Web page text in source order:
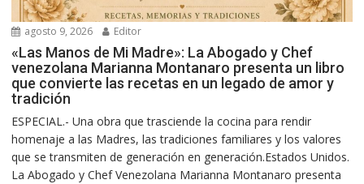
agosto 9, 2026 Editor
«Las Manos de Mi Madre»: La Abogado y Chef
venezolana Marianna Montanaro presenta un libro
que convierte las recetas en un legado de amor y
tradición
ESPECIAL.- Una obra que trasciende la cocina para rendir
homenaje a las Madres, las tradiciones familiares y los valores
que se transmiten de generación en generación.Estados Unidos.
La Abogado y Chef Venezolana Marianna Montanaro presenta